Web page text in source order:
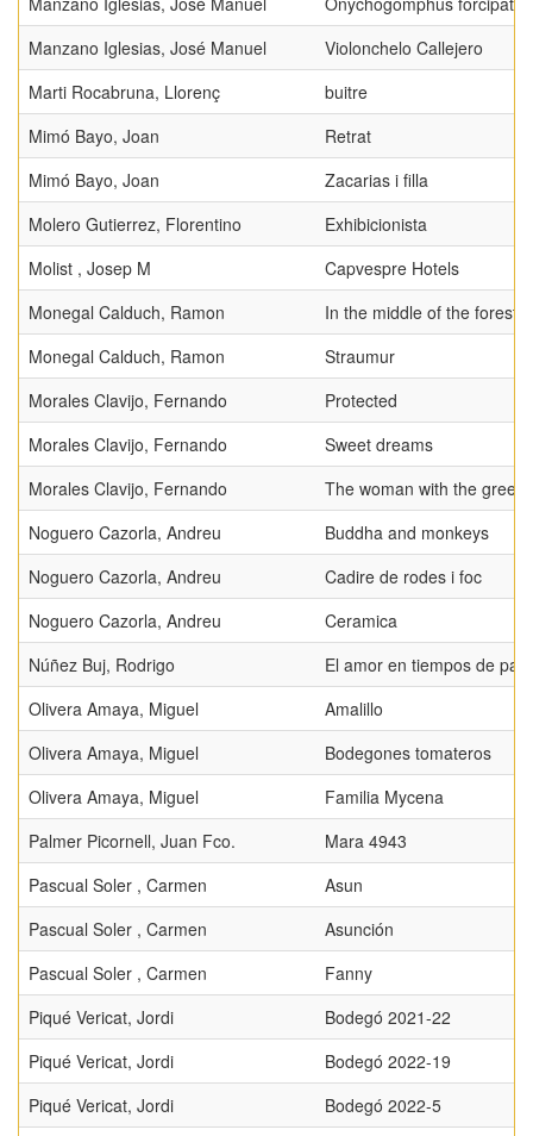
Manzano Iglesias, José Manuel
Violonchelo Callejero
Marti Rocabruna, Llorenç
buitre
Mimó Bayo, Joan
Retrat
Mimó Bayo, Joan
Zacarias i filla
Molero Gutierrez, Florentino
Exhibicionista
Molist , Josep M
Capvespre Hotels
Monegal Calduch, Ramon
In the middle of the forest
Monegal Calduch, Ramon
Straumur
Morales Clavijo, Fernando
Protected
Morales Clavijo, Fernando
Sweet dreams
Morales Clavijo, Fernando
The woman with the green
Noguero Cazorla, Andreu
Buddha and monkeys
Noguero Cazorla, Andreu
Cadire de rodes i foc
Noguero Cazorla, Andreu
Ceramica
Núñez Buj, Rodrigo
El amor en tiempos de
Olivera Amaya, Miguel
Amalillo
Olivera Amaya, Miguel
Bodegones tomateros
Olivera Amaya, Miguel
Familia Mycena
Palmer Picornell, Juan Fco.
Mara 4943
Pascual Soler , Carmen
Asun
Pascual Soler , Carmen
Asunción
Pascual Soler , Carmen
Fanny
Piqué Vericat, Jordi
Bodegó 2021-22
Piqué Vericat, Jordi
Bodegó 2022-19
Piqué Vericat, Jordi
Bodegó 2022-5